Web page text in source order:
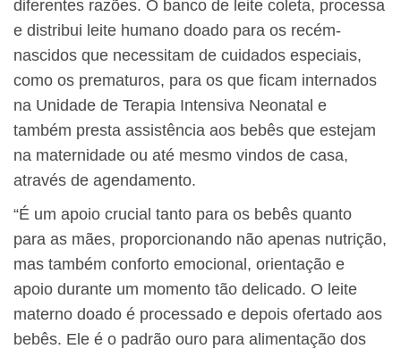
diferentes razões. O banco de leite coleta, processa
e distribui leite humano doado para os recém-
nascidos que necessitam de cuidados especiais,
como os prematuros, para os que ficam internados
na Unidade de Terapia Intensiva Neonatal e
também presta assistência aos bebês que estejam
na maternidade ou até mesmo vindos de casa,
através de agendamento.
“É um apoio crucial tanto para os bebês quanto
para as mães, proporcionando não apenas nutrição,
mas também conforto emocional, orientação e
apoio durante um momento tão delicado. O leite
materno doado é processado e depois ofertado aos
bebês. Ele é o padrão ouro para alimentação dos